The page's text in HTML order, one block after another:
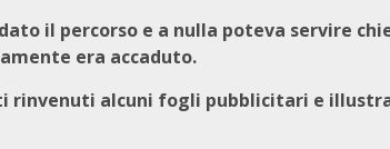
il percorso e a nulla poteva servire
era accaduto.
rinvenuti alcuni fogli pubblicitari e